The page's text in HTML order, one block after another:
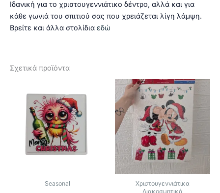
Ιδανική για το χριστουγεννιάτικο δέντρο, αλλά και για
κάθε γωνιά του σπιτιού σας που χρειάζεται λίγη λάμψη.
Βρείτε και άλλα στολίδια εδώ
Σχετικά προϊόντα
Seasonal
Χριστουγεννιάτικα
Διακοσμητικά